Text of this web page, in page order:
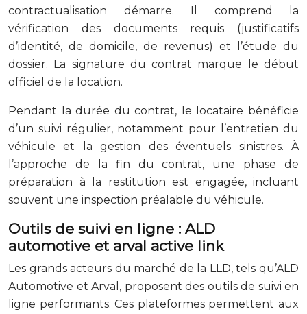
contractualisation démarre. Il comprend la
vérification des documents requis (justificatifs
d’identité, de domicile, de revenus) et l’étude du
dossier. La signature du contrat marque le début
officiel de la location.
Pendant la durée du contrat, le locataire bénéficie
d’un suivi régulier, notamment pour l’entretien du
véhicule et la gestion des éventuels sinistres. À
l’approche de la fin du contrat, une phase de
préparation à la restitution est engagée, incluant
souvent une inspection préalable du véhicule.
Outils de suivi en ligne : ALD
automotive et arval active link
Les grands acteurs du marché de la LLD, tels qu’ALD
Automotive et Arval, proposent des outils de suivi en
ligne performants. Ces plateformes permettent aux